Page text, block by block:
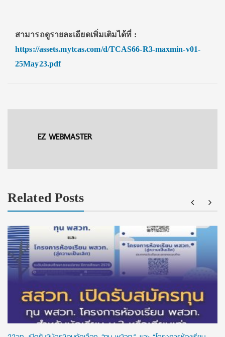
สามารถดูรายละเอียดเพิ่มเติมได้ที่ :
https://assets.mytcas.com/d/TCAS66-R3-maxmin-v01-
25May23.pdf
EZ WEBMASTER
Related Posts